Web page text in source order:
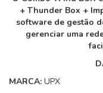
+ Thunder Box +
software de gestão
gerenciar uma
MARCA: UPX